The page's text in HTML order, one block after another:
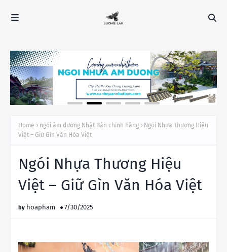
Home ngói âm dương Nhật Bản chính hãng
Ngói Nhựa Thương Hiệu
Việt – Giữ Gìn Văn Hóa Việt
Ngói Nhựa Thương Hiệu
Việt – Giữ Gìn Văn Hóa Việt
hoapham 7/30/2025